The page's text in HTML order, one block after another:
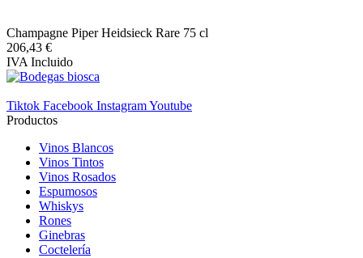
Champagne Piper Heidsieck Rare 75 cl
206,43 €
IVA Incluido
Tiktok Facebook InstagramYoutube
Productos
Vinos Blancos
Vinos Tintos
Vinos Rosados
Espumosos
Whiskys
Rones
Ginebras
Coctelería